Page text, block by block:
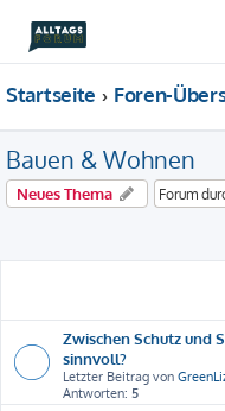
Startseite
Bauen & Wohnen
Neues Thema
Zwischen Schutz und
sinnvoll?
Letzter Beitrag von
Antworten: 5